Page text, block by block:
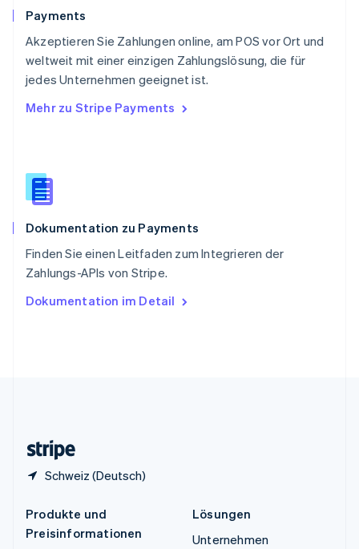
Payments
Akzeptieren Sie Zahlungen online, am POS vor Ort und
weltweit mit einer einzigen Zahlungslösung, die für
jedes Unternehmen geeignet ist.
Mehr zu Stripe Payments
Dokumentation zu Payments
Finden Sie einen Leitfaden zum Integrieren der
Zahlungs-APIs von Stripe.
Dokumentation im Detail
Schweiz (Deutsch)
Schweiz
Singapur
English简体中文
Slowakei
Slowenien
English
Spanien
Thailand
Tschechische Republik
English
English
Produkte und
Preisinformationen
Lösungen
Unternehmen